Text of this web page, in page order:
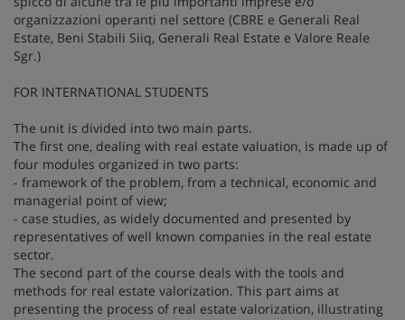
organizzazioni operanti nel settore (CBRE e Generali Real
Estate, Beni Stabili Siiq, Generali Real Estate e Valore Reale
Sgr.)
FOR INTERNATIONAL STUDENTS
The unit is divided into two main parts.
The first one, dealing with real estate valuation, is made up of
four modules organized in two parts:
- framework of the problem, from a technical, economic and
managerial point of view;
- case studies, as widely documented and presented by
representatives of well known companies in the real estate
sector.
The second part of the course deals with the tools and
methods for real estate valorization. This part aims at
presenting the process of real estate valorization, illustrating